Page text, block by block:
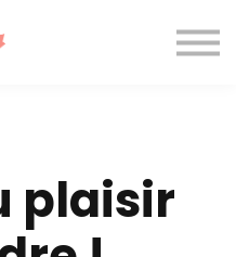
nous
plaisir